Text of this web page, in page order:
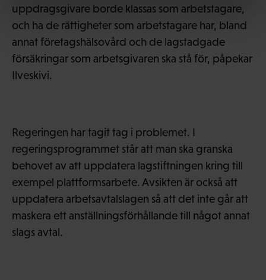
uppdragsgivare borde klassas som arbetstagare,
och ha de rättigheter som arbetstagare har, bland
annat företagshälsovård och de lagstadgade
försäkringar som arbetsgivaren ska stå för, påpekar
Ilveskivi.
Regeringen har tagit tag i problemet. I
regeringsprogrammet står att man ska granska
behovet av att uppdatera lagstiftningen kring till
exempel plattformsarbete. Avsikten är också att
uppdatera arbetsavtalslagen så att det inte går att
maskera ett anställningsförhållande till något annat
slags avtal.